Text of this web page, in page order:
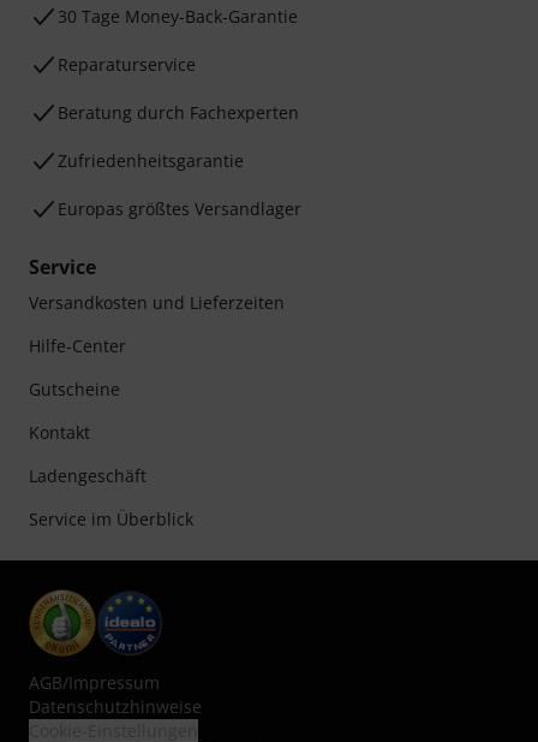
30 Tage Money-Back-Garantie
Reparaturservice
Beratung durch Fachexperten
Zufriedenheitsgarantie
Europas größtes Versandlager
Service
Versandkosten und Lieferzeiten
Hilfe-Center
Gutscheine
Kontakt
Ladengeschäft
Service im Überblick
AGB/Impressum
Datenschutzhinweise